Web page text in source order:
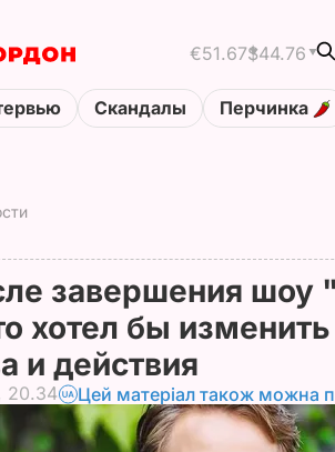
€51.67$44.76
Скандалы Перчинка
завершения шоу
хотел бы
и действия
20.34 Цей матеріал також можна